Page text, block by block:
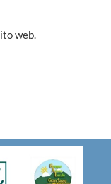
web.